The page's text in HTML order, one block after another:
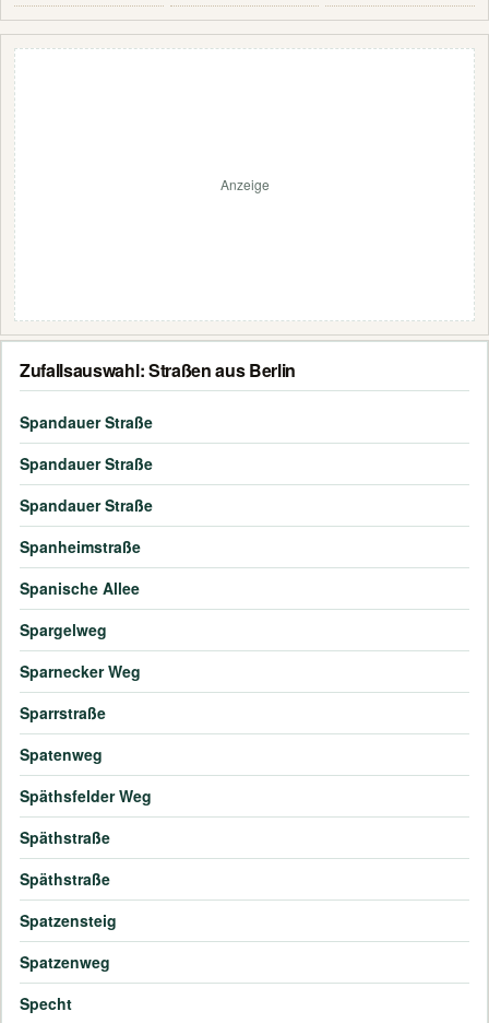
Anzeige
Zufallsauswahl: Straßen aus Berlin
Spandauer Straße
Spandauer Straße
Spandauer Straße
Spanheimstraße
Spanische Allee
Spargelweg
Sparnecker Weg
Sparrstraße
Spatenweg
Späthsfelder Weg
Späthstraße
Späthstraße
Spatzensteig
Spatzenweg
Specht